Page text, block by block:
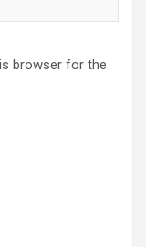
browser for the